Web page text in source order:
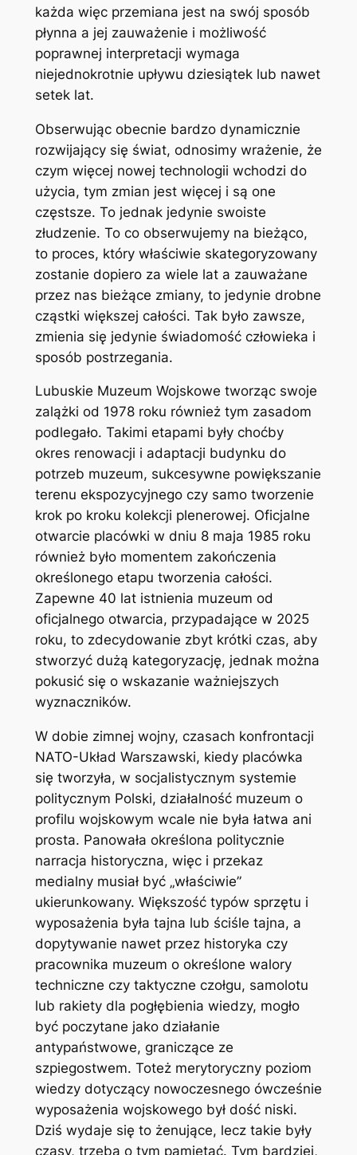
każda więc przemiana jest na swój sposób
płynna a jej zauważenie i możliwość
poprawnej interpretacji wymaga
niejednokrotnie upływu dziesiątek lub nawet
setek lat.
Obserwując obecnie bardzo dynamicznie
rozwijający się świat, odnosimy wrażenie, że
czym więcej nowej technologii wchodzi do
użycia, tym zmian jest więcej i są one
częstsze. To jednak jedynie swoiste
złudzenie. To co obserwujemy na bieżąco,
to proces, który właściwie skategoryzowany
zostanie dopiero za wiele lat a zauważane
przez nas bieżące zmiany, to jedynie drobne
cząstki większej całości. Tak było zawsze,
zmienia się jedynie świadomość człowieka i
sposób postrzegania.
Lubuskie Muzeum Wojskowe tworząc swoje
zalążki od 1978 roku również tym zasadom
podlegało. Takimi etapami były choćby
okres renowacji i adaptacji budynku do
potrzeb muzeum, sukcesywne powiększanie
terenu ekspozycyjnego czy samo tworzenie
krok po kroku kolekcji plenerowej. Oficjalne
otwarcie placówki w dniu 8 maja 1985 roku
również było momentem zakończenia
określonego etapu tworzenia całości.
Zapewne 40 lat istnienia muzeum od
oficjalnego otwarcia, przypadające w 2025
roku, to zdecydowanie zbyt krótki czas, aby
stworzyć dużą kategoryzację, jednak można
pokusić się o wskazanie ważniejszych
wyznaczników.
W dobie zimnej wojny, czasach konfrontacji
NATO-Układ Warszawski, kiedy placówka
się tworzyła, w socjalistycznym systemie
politycznym Polski, działalność muzeum o
profilu wojskowym wcale nie była łatwa ani
prosta. Panowała określona politycznie
narracja historyczna, więc i przekaz
medialny musiał być „właściwie”
ukierunkowany. Większość typów sprzętu i
wyposażenia była tajna lub ściśle tajna, a
dopytywanie nawet przez historyka czy
pracownika muzeum o określone walory
techniczne czy taktyczne czołgu, samolotu
lub rakiety dla pogłębienia wiedzy, mogło
być poczytane jako działanie
antypaństwowe, graniczące ze
szpiegostwem. Toteż merytoryczny poziom
wiedzy dotyczący nowoczesnego ówcześnie
wyposażenia wojskowego był dość niski.
Dziś wydaje się to żenujące, lecz takie były
czasy, trzeba o tym pamiętać. Tym bardziej,